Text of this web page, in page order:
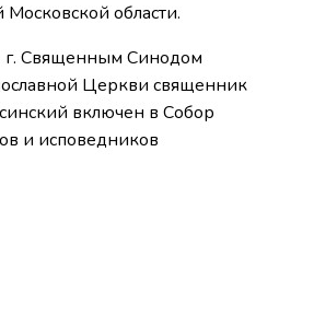
Московской области.
г. Священным Синодом
Церкви священник
включен в Собор
и исповедников